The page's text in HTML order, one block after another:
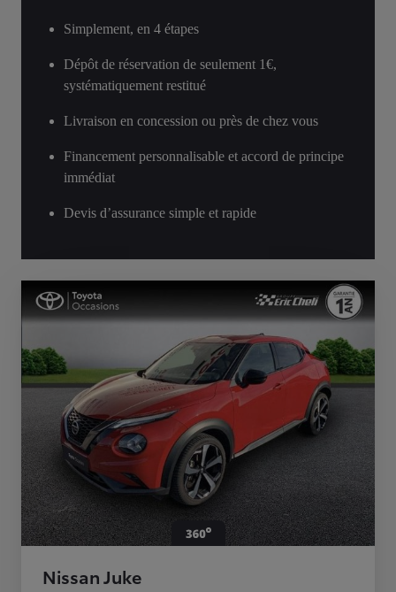
Simplement, en 4 étapes
Dépôt de réservation de seulement 1€,
systématiquement restitué
Livraison en concession ou près de chez vous
Financement personnalisable et accord de principe
immédiat
Devis d’assurance simple et rapide
Nissan Juke